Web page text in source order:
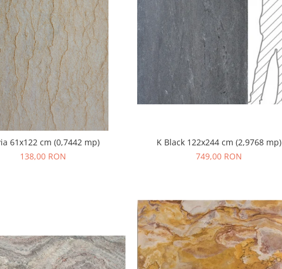
61x122 cm (0,7442 mp)
138,00 RON
K Black 122x244 cm (2,9768 mp)
749,00 RON